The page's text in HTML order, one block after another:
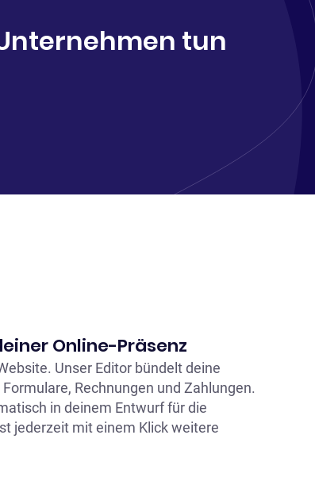
tun
Online-Präsenz
Unser Editor bündelt deine
Rechnungen und Zahlungen.
in deinem Entwurf für die
jederzeit mit einem Klick weitere